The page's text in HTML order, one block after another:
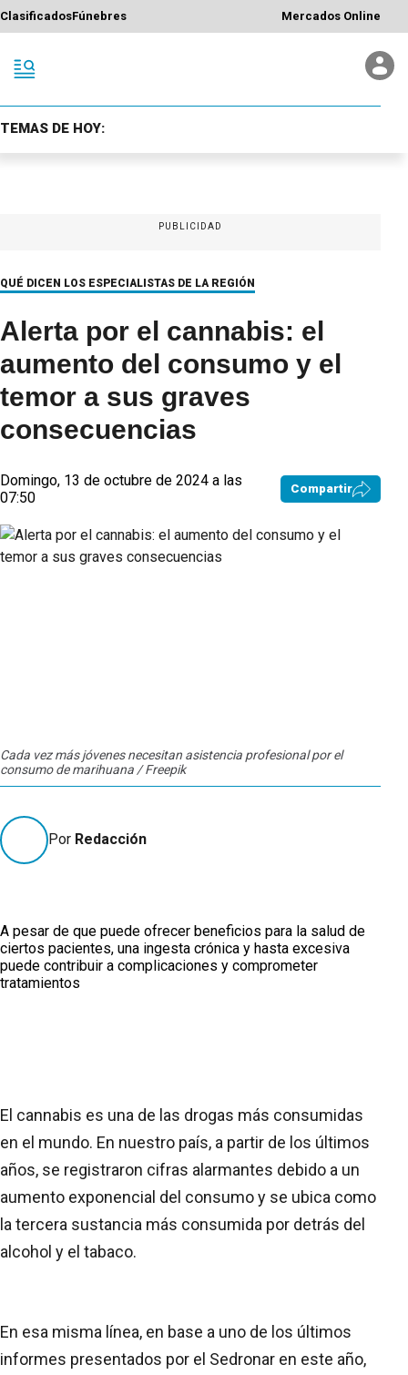
ClasificadosFúnebres Mercados Online
TEMAS DE HOY:
PUBLICIDAD
QUÉ DICEN LOS ESPECIALISTAS DE LA REGIÓN
Alerta por el cannabis: el
aumento del consumo y el
temor a sus graves
consecuencias
Domingo, 13 de octubre de 2024 a las
07:50
Compartir
Cada vez más jóvenes necesitan asistencia profesional por el
consumo de marihuana / Freepik
Por Redacción
A pesar de que puede ofrecer beneficios para la salud de
ciertos pacientes, una ingesta crónica y hasta excesiva
puede contribuir a complicaciones y comprometer
tratamientos
El cannabis es una de las drogas más consumidas
en el mundo. En nuestro país, a partir de los últimos
años, se registraron cifras alarmantes debido a un
aumento exponencial del consumo y se ubica como
la tercera sustancia más consumida por detrás del
alcohol y el tabaco.
En esa misma línea, en base a uno de los últimos
informes presentados por el Sedronar en este año,